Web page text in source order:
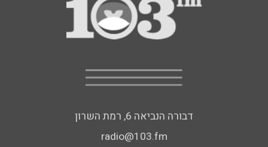
דבורה הנביאה 6, רמת השרון
radio@103.fm